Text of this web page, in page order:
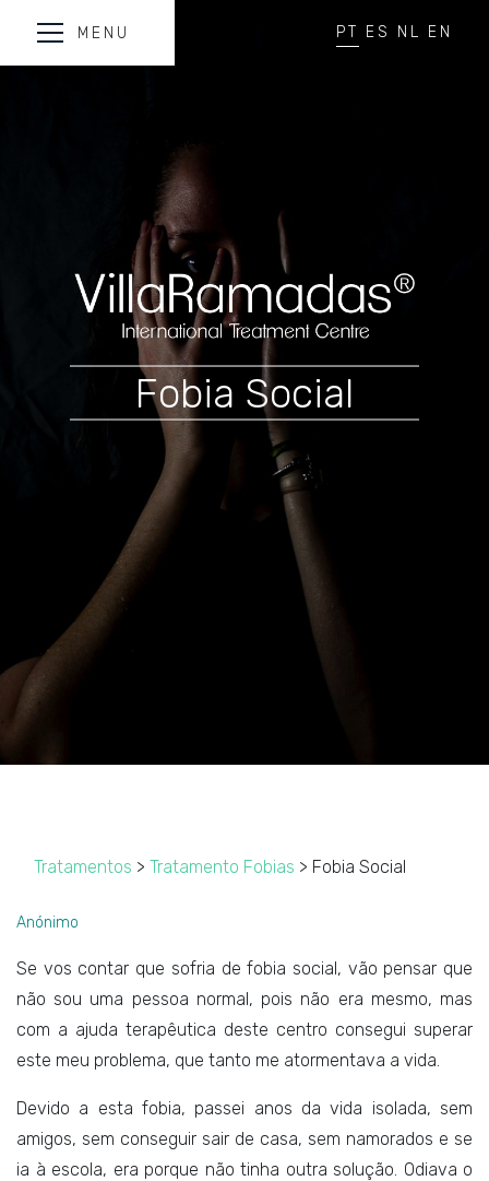
MENU PT ES NL EN
Fobia Social
Tratamentos > Tratamento Fobias > Fobia Social
Anónimo
Se vos contar que sofria de fobia social, vão pensar que
não sou uma pessoa normal, pois não era mesmo, mas
com a ajuda terapêutica deste centro consegui superar
este meu problema, que tanto me atormentava a vida.
Devido a esta fobia, passei anos da vida isolada, sem
amigos, sem conseguir sair de casa, sem namorados e se
ia à escola, era porque não tinha outra solução. Odiava o